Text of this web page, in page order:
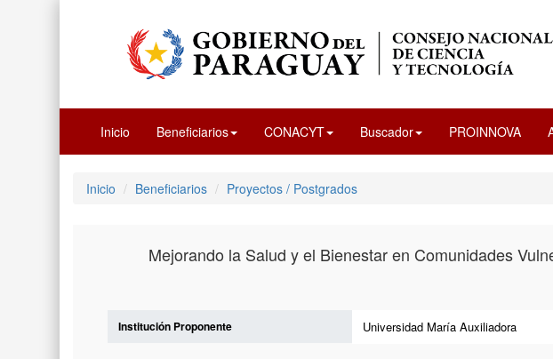
Inicio Beneficiarios CONACYT Buscador PROINNOVA
Inicio Beneficiarios Proyectos / Postgrados
Mejorando la Salud y el Bienestar en Comunidades
Institución Proponente Universidad María Auxiliadora